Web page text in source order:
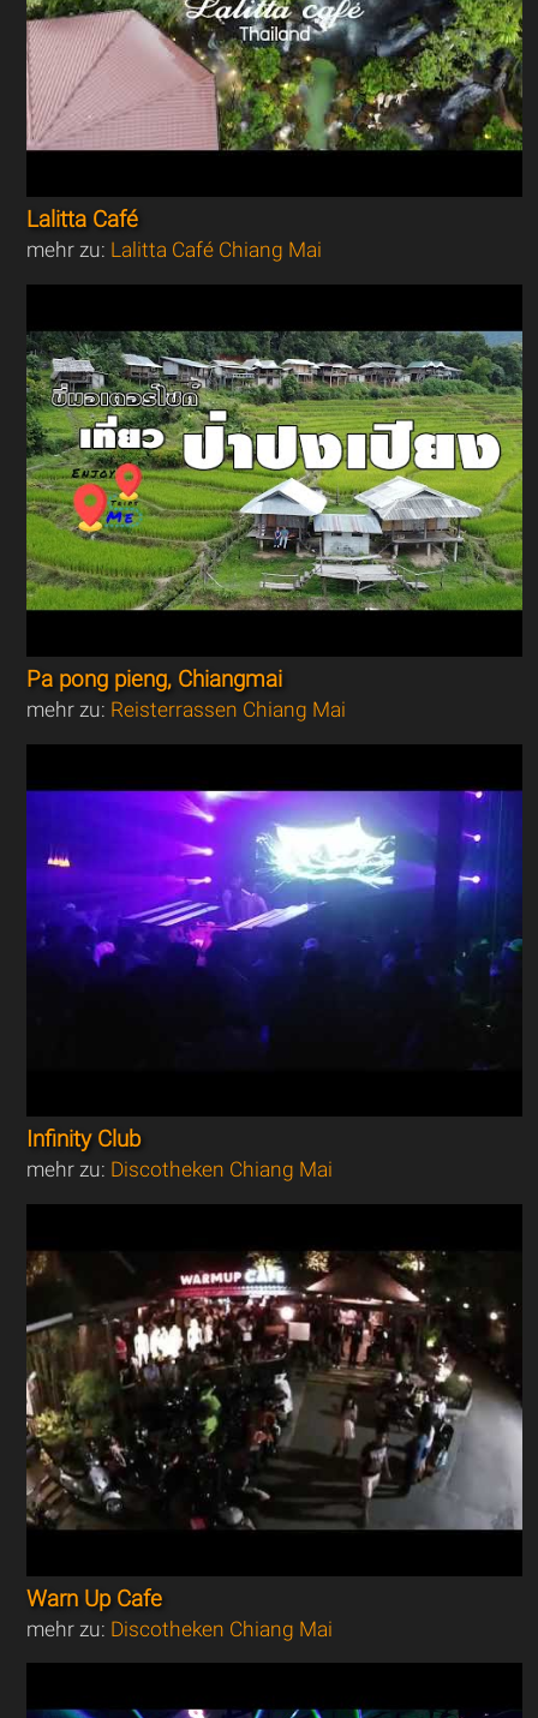
Lalitta Café
mehr zu: Lalitta Café Chiang Mai
Pa pong pieng, Chiangmai
mehr zu: Reisterrassen Chiang Mai
Infinity Club
mehr zu: Discotheken Chiang Mai
Warn Up Cafe
mehr zu: Discotheken Chiang Mai